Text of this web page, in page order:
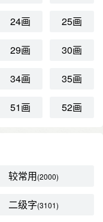
24画 25画
29画 30画
34画 35画
51画 52画
较常用(2000)
二级字(3101)